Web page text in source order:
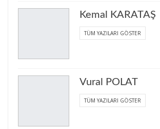
Kemal KARATAŞ
TÜM YAZILARI GÖSTER
Vural POLAT
TÜM YAZILARI GÖSTER